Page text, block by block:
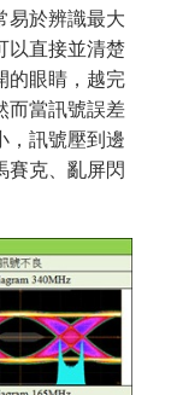
易於辨識最大
以直接並清楚
的眼睛，越完
而當訊號誤差
，訊號壓到邊
賽克、亂屏閃